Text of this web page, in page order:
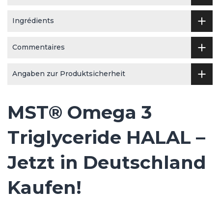
Ingrédients
Commentaires
Angaben zur Produktsicherheit
MST® Omega 3
Triglyceride HALAL –
Jetzt in Deutschland
Kaufen!